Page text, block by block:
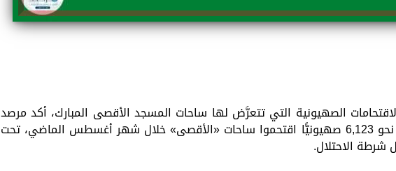
الصهيونية التي تتعرَّض لها ساحات المسجد الأقصى المبارك، أكد مرصد
الأزهر لمكافحة التطرف أن نحو 6,123 صهيونيًّا اقتحموا ساحات «الأقصى» خلال شهر أغسطس الماضي، تحت
الاحتلال.